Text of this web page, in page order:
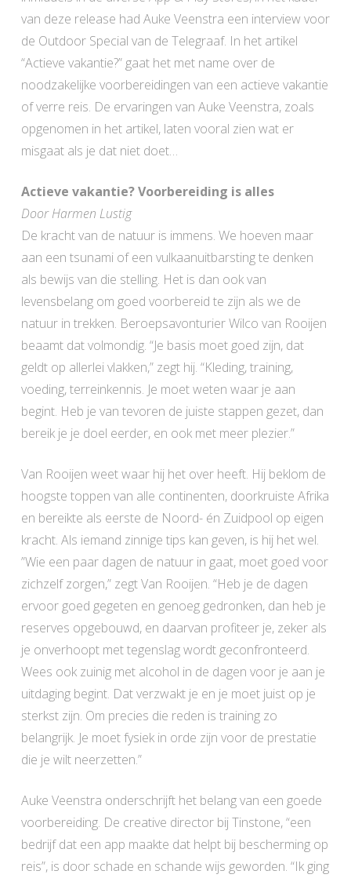
van deze release had Auke Veenstra een interview voor
de Outdoor Special van de Telegraaf. In het artikel
“Actieve vakantie?” gaat het met name over de
noodzakelijke voorbereidingen van een actieve vakantie
of verre reis. De ervaringen van Auke Veenstra, zoals
opgenomen in het artikel, laten vooral zien wat er
misgaat als je dat niet doet…
Actieve vakantie? Voorbereiding is alles
Door Harmen Lustig
De kracht van de natuur is immens. We hoeven maar
aan een tsunami of een vulkaanuitbarsting te denken
als bewijs van die stelling. Het is dan ook van
levensbelang om goed voorbereid te zijn als we de
natuur in trekken. Beroepsavonturier Wilco van Rooijen
beaamt dat volmondig. “Je basis moet goed zijn, dat
geldt op allerlei vlakken,” zegt hij. “Kleding, training,
voeding, terreinkennis. Je moet weten waar je aan
begint. Heb je van tevoren de juiste stappen gezet, dan
bereik je je doel eerder, en ook met meer plezier.”
Van Rooijen weet waar hij het over heeft. Hij beklom de
hoogste toppen van alle continenten, doorkruiste Afrika
en bereikte als eerste de Noord- én Zuidpool op eigen
kracht. Als iemand zinnige tips kan geven, is hij het wel.
”Wie een paar dagen de natuur in gaat, moet goed voor
zichzelf zorgen,” zegt Van Rooijen. “Heb je de dagen
ervoor goed gegeten en genoeg gedronken, dan heb je
reserves opgebouwd, en daarvan profiteer je, zeker als
je onverhoopt met tegenslag wordt geconfronteerd.
Wees ook zuinig met alcohol in de dagen voor je aan je
uitdaging begint. Dat verzwakt je en je moet juist op je
sterkst zijn. Om precies die reden is training zo
belangrijk. Je moet fysiek in orde zijn voor de prestatie
die je wilt neerzetten.”
Auke Veenstra onderschrijft het belang van een goede
voorbereiding. De creative director bij Tinstone, “een
bedrijf dat een app maakte dat helpt bij bescherming op
reis”, is door schade en schande wijs geworden. “Ik ging